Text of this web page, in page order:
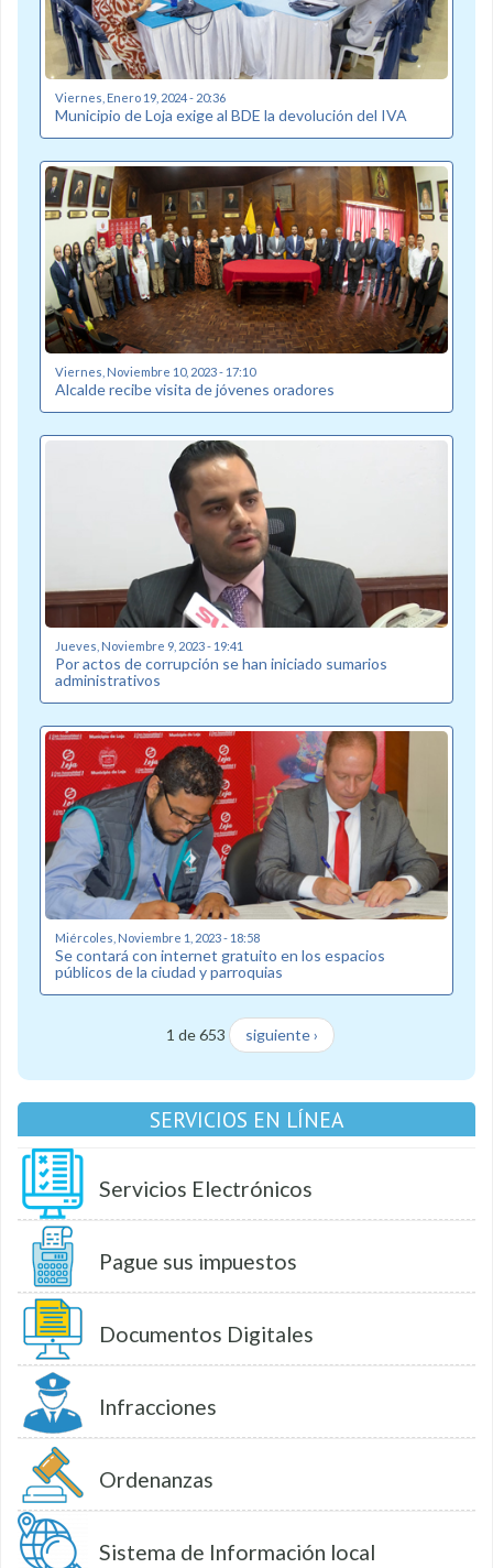
Viernes, Enero 19, 2024 - 20:36
Municipio de Loja exige al BDE la devolución del IVA
Viernes, Noviembre 10, 2023 - 17:10
Alcalde recibe visita de jóvenes oradores
Jueves, Noviembre 9, 2023 - 19:41
Por actos de corrupción se han iniciado sumarios
administrativos
Miércoles, Noviembre 1, 2023 - 18:58
Se contará con internet gratuito en los espacios
públicos de la ciudad y parroquias
1 de 653 siguiente ›
SERVICIOS EN LÍNEA
Servicios Electrónicos
Pague sus impuestos
Documentos Digitales
Infracciones
Ordenanzas
Sistema de Información local